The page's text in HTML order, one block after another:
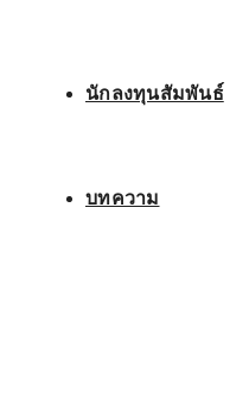
นักลงทุนสัมพันธ์
บทความ